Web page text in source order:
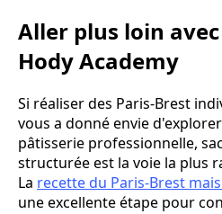
Aller plus loin
Hody Academy
Si réaliser des Paris-Brest
vous a donné envie
pâtisserie professionnelle,
structurée est la voie la plus
La recette du Paris-Brest
une excellente étape pour